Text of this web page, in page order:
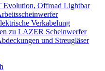
Offroad Lightbar
Verkabelung
zu LAZER Scheinwerfer
und Streugläser